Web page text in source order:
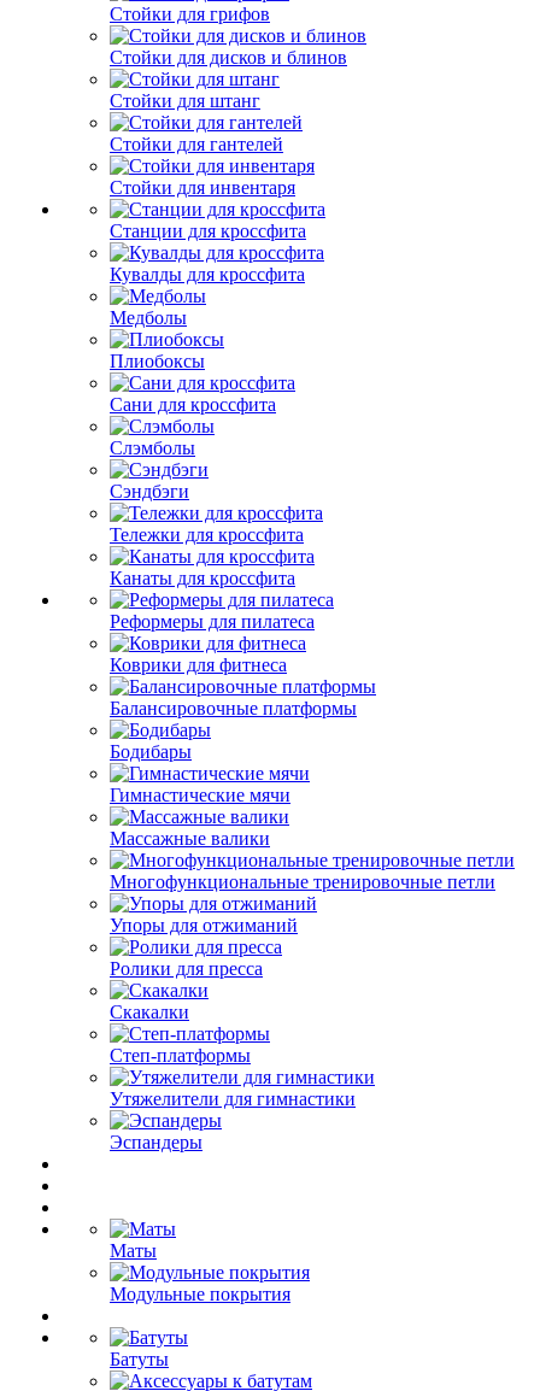
Стойки для грифов
Стойки для дисков и блинов
Стойки для штанг
Стойки для гантелей
Стойки для инвентаря
Станции для кроссфита
Кувалды для кроссфита
Медболы
Плиобоксы
Сани для кроссфита
Слэмболы
Сэндбэги
Тележки для кроссфита
Канаты для кроссфита
Реформеры для пилатеса
Коврики для фитнеса
Балансировочные платформы
Бодибары
Гимнастические мячи
Массажные валики
Многофункциональные тренировочные петли
Упоры для отжиманий
Ролики для пресса
Скакалки
Степ-платформы
Утяжелители для гимнастики
Эспандеры
Маты
Модульные покрытия
Батуты